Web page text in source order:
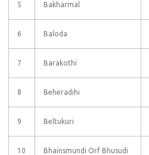
5 Bakharmal
6 Baloda
7 Barakothi
8 Beheradihi
9 Beltukuri
10 Bhainsmundi Orf Bhusudi